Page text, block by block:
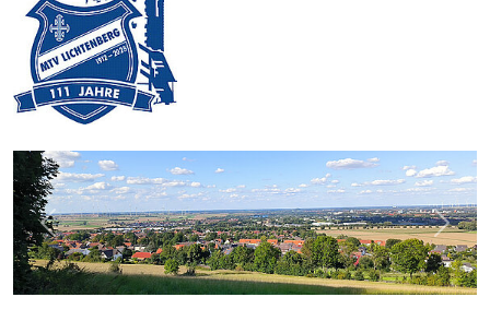
zurück